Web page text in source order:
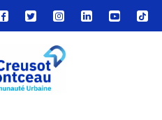
Lien
vers
compte
Facebook
Lien
vers
compte
Twitter
Lien
vers
le
compte
Lien
vers
Lien
vers
Lien
vers